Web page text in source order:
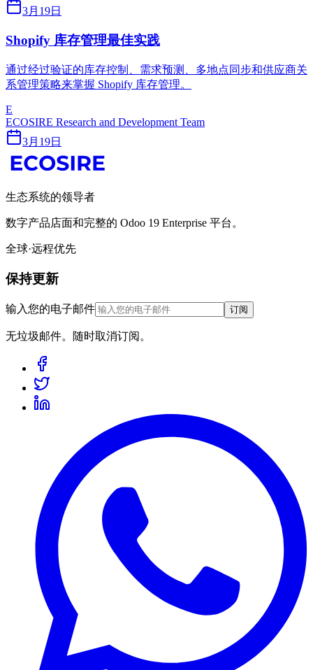
3月19日
Shopify 库存管理最佳实践
通过经过验证的库存控制、需求预测、多地点同步和供应商关
系管理策略来掌握 Shopify 库存管理。
E
ECOSIRE Research and Development Team
3月19日
生态系统的领导者
数字产品店面和完整的 Odoo 19 Enterprise 平台。
全球·远程优先
保持更新
输入您的电子邮件 订阅
无垃圾邮件。随时取消订阅。